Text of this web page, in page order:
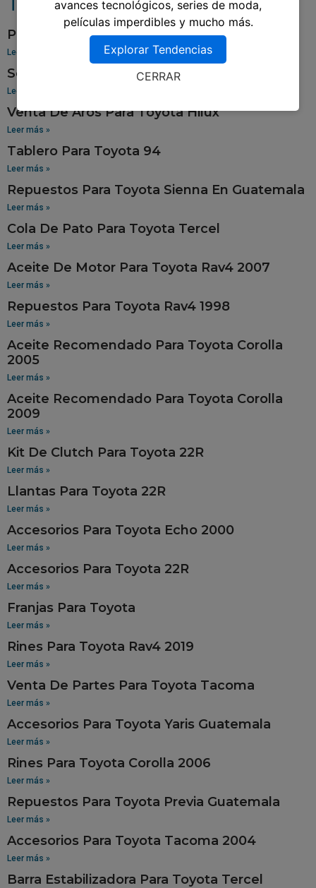
Pantalla Para Toyota Yaris
Leer más »
Sensor De Oxigeno Para Toyota Corolla
Leer más »
Venta De Aros Para Toyota Hilux
Leer más »
Tablero Para Toyota 94
Leer más »
Repuestos Para Toyota Sienna En Guatemala
Leer más »
Cola De Pato Para Toyota Tercel
Leer más »
Aceite De Motor Para Toyota Rav4 2007
Leer más »
Repuestos Para Toyota Rav4 1998
Leer más »
Aceite Recomendado Para Toyota Corolla
2005
Leer más »
Aceite Recomendado Para Toyota Corolla
2009
Leer más »
Kit De Clutch Para Toyota 22R
Leer más »
Llantas Para Toyota 22R
Leer más »
Accesorios Para Toyota Echo 2000
Leer más »
Accesorios Para Toyota 22R
Leer más »
Franjas Para Toyota
Leer más »
Rines Para Toyota Rav4 2019
Leer más »
Venta De Partes Para Toyota Tacoma
Leer más »
Accesorios Para Toyota Yaris Guatemala
Leer más »
Rines Para Toyota Corolla 2006
Leer más »
Repuestos Para Toyota Previa Guatemala
Leer más »
Accesorios Para Toyota Tacoma 2004
Leer más »
Barra Estabilizadora Para Toyota Tercel
avances tecnológicos, series de moda,
películas imperdibles y mucho más.
Explorar Tendencias
CERRAR